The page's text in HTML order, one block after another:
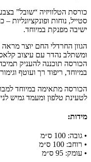
כורסת הטלוויזיה “שובל”
סטייל, נוחות ופונקציונליות
ישיבה מפנקת במיוחד.
הגוון החרדלי החם יוצר מראה
ומשתלב נהדר עם עיצוב
הכורסה תוכננה להעניק
במיוחד, ריפוד רך ועוטף
לטעינת טלפון ומעמד גמיש
מידות:
• גובה: 100 ס״מ
• רוחב: 100 ס״מ
• עומק: 95 ס״מ